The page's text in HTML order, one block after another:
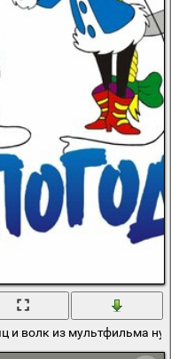
и волк из мультфильма ну